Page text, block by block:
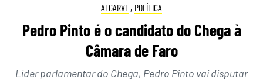
ALGARVE, POLÍTICA
Pedro Pinto é o candidato do Chega à
Câmara de Faro
Líder parlamentar do Chega, Pedro Pinto vai disputar